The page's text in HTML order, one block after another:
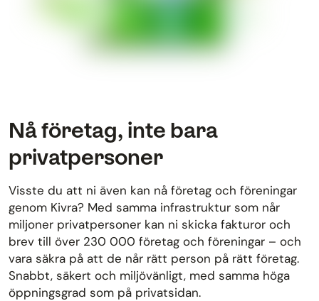
Nå företag, inte bara
privatpersoner
Visste du att ni även kan nå företag och föreningar
genom Kivra? Med samma infrastruktur som når
miljoner privatpersoner kan ni skicka fakturor och
brev till över 230 000 företag och föreningar – och
vara säkra på att de når rätt person på rätt företag.
Snabbt, säkert och miljövänligt, med samma höga
öppningsgrad som på privatsidan.